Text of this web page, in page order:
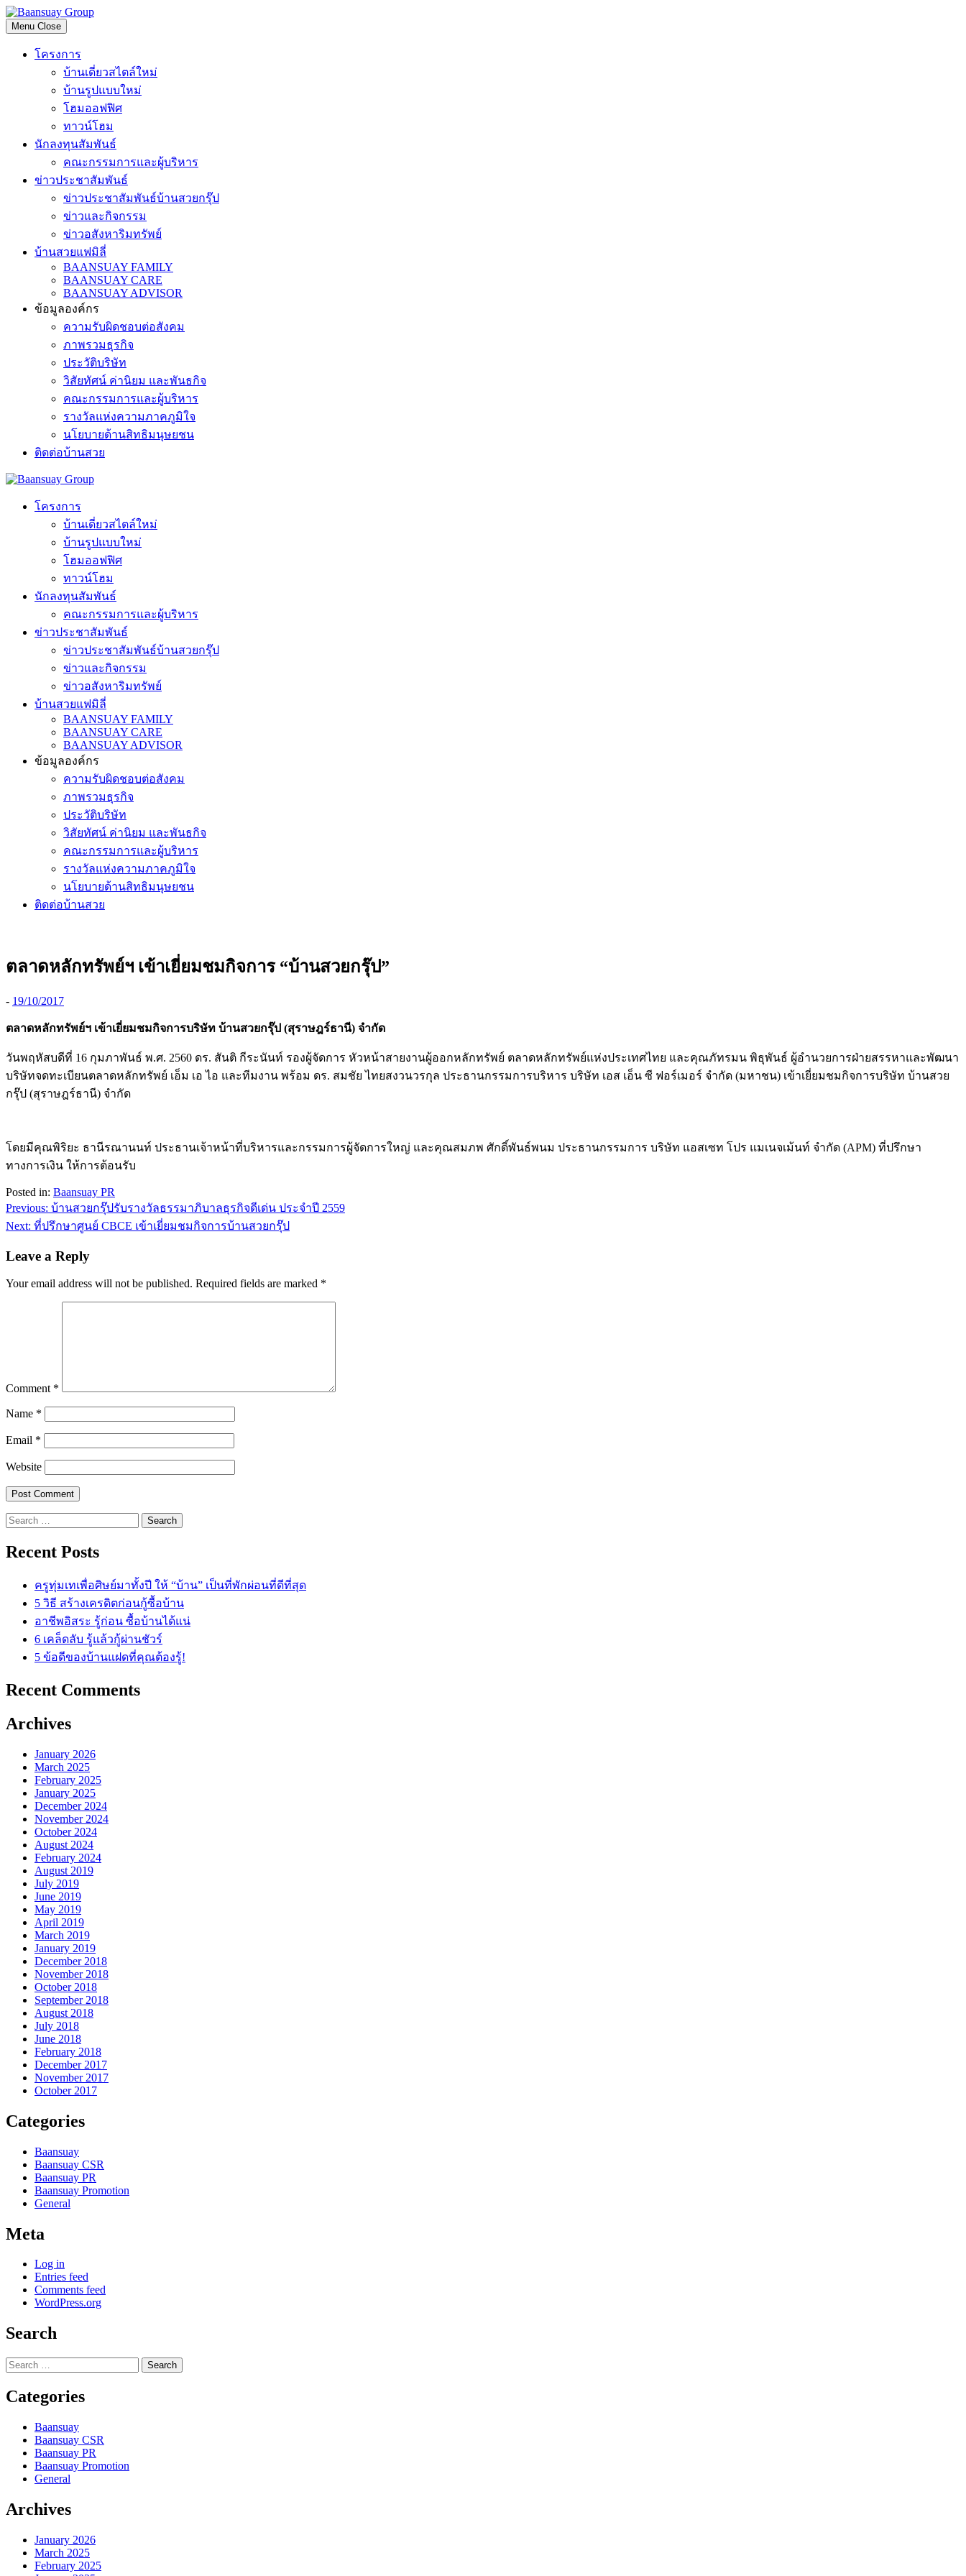
Skip
to
content
Menu Close
โครงการ
บ้านเดี่ยวสไตล์ใหม่
บ้านรูปแบบใหม่
โฮมออฟฟิศ
ทาวน์โฮม
นักลงทุนสัมพันธ์
คณะกรรมการและผู้บริหาร
ข่าวประชาสัมพันธ์
ข่าวประชาสัมพันธ์บ้านสวยกรุ๊ป
ข่าวและกิจกรรม
ข่าวอสังหาริมทรัพย์
บ้านสวยแฟมิลี่
BAANSUAY FAMILY
BAANSUAY CARE
BAANSUAY ADVISOR
ข้อมูลองค์กร
ความรับผิดชอบต่อสังคม
ภาพรวมธุรกิจ
ประวัติบริษัท
วิสัยทัศน์ ค่านิยม และพันธกิจ
คณะกรรมการและผู้บริหาร
รางวัลแห่งความภาคภูมิใจ
นโยบายด้านสิทธิมนุษยชน
ติดต่อบ้านสวย
โครงการ
บ้านเดี่ยวสไตล์ใหม่
บ้านรูปแบบใหม่
โฮมออฟฟิศ
ทาวน์โฮม
นักลงทุนสัมพันธ์
คณะกรรมการและผู้บริหาร
ข่าวประชาสัมพันธ์
ข่าวประชาสัมพันธ์บ้านสวยกรุ๊ป
ข่าวและกิจกรรม
ข่าวอสังหาริมทรัพย์
บ้านสวยแฟมิลี่
BAANSUAY FAMILY
BAANSUAY CARE
BAANSUAY ADVISOR
ข้อมูลองค์กร
ความรับผิดชอบต่อสังคม
ภาพรวมธุรกิจ
ประวัติบริษัท
วิสัยทัศน์ ค่านิยม และพันธกิจ
คณะกรรมการและผู้บริหาร
รางวัลแห่งความภาคภูมิใจ
นโยบายด้านสิทธิมนุษยชน
ติดต่อบ้านสวย
ตลาดหลักทรัพย์ฯ เข้าเยี่ยมชมกิจการ “บ้านสวยกรุ๊ป”
- 19/10/2017
ตลาดหลักทรัพย์ฯ เข้าเยี่ยมชมกิจการบริษัท บ้านสวยกรุ๊ป (สุราษฎร์ธานี) จำกัด
วันพฤหัสบดีที่ 16 กุมภาพันธ์ พ.ศ. 2560 ดร. สันติ กีระนันท์ รองผู้จัดการ หัวหน้าสายงานผู้ออกหลักทรัพย์ ตลาดหลักทรัพย์แห่งประเทศไทย และคุณภัทรมน พิธุพันธ์ ผู้อำนวยการฝ่ายสรรหาและพัฒนา
บริษัทจดทะเบียนตลาดหลักทรัพย์ เอ็ม เอ ไอ และทีมงาน พร้อม ดร. สมชัย ไทยสงวนวรกุล ประธานกรรมการบริหาร บริษัท เอส เอ็น ซี ฟอร์เมอร์ จำกัด (มหาชน) เข้าเยี่ยมชมกิจการบริษัท บ้านสวย
กรุ๊ป (สุราษฎร์ธานี) จำกัด
โดยมีคุณพิริยะ ธานีรณานนท์ ประธานเจ้าหน้าที่บริหารและกรรมการผู้จัดการใหญ่ และคุณสมภพ ศักดิ์พันธ์พนม ประธานกรรมการ บริษัท แอสเซท โปร แมเนจเม้นท์ จำกัด (APM) ที่ปรึกษา
ทางการเงิน ให้การต้อนรับ
Posted in: Baansuay PR
Post
navigation
Previous: บ้านสวยกรุ๊ปรับรางวัลธรรมาภิบาลธุรกิจดีเด่น ประจำปี 2559
Next: ที่ปรึกษาศูนย์ CBCE เข้าเยี่ยมชมกิจการบ้านสวยกรุ๊ป
Leave a Reply
Your email address will not be published. Required fields are marked *
Comment *
Name *
Email *
Website
Search
for:
Recent Posts
ครูทุ่มเทเพื่อศิษย์มาทั้งปี ให้ “บ้าน” เป็นที่พักผ่อนที่ดีที่สุด
5 วิธี สร้างเครดิตก่อนกู้ซื้อบ้าน
อาชีพอิสระ รู้ก่อน ซื้อบ้านได้แน่
6 เคล็ดลับ รู้แล้วกู้ผ่านชัวร์
5 ข้อดีของบ้านแฝดที่คุณต้องรู้!
Recent Comments
Archives
January 2026
March 2025
February 2025
January 2025
December 2024
November 2024
October 2024
August 2024
February 2024
August 2019
July 2019
June 2019
May 2019
April 2019
March 2019
January 2019
December 2018
November 2018
October 2018
September 2018
August 2018
July 2018
June 2018
February 2018
December 2017
November 2017
October 2017
Categories
Baansuay
Baansuay CSR
Baansuay PR
Baansuay Promotion
General
Meta
Log in
Entries feed
Comments feed
WordPress.org
Search
Search
for:
Categories
Baansuay
Baansuay CSR
Baansuay PR
Baansuay Promotion
General
Archives
January 2026
March 2025
February 2025